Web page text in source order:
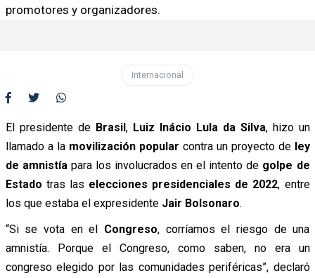
promotores y organizadores.
Internacional
El presidente de Brasil, Luiz Inácio Lula da Silva, hizo un
llamado a la movilización popular contra un proyecto de ley
de amnistía para los involucrados en el intento de golpe de
Estado tras las elecciones presidenciales de 2022, entre
los que estaba el expresidente Jair Bolsonaro.
“Si se vota en el Congreso, corríamos el riesgo de una
amnistía. Porque el Congreso, como saben, no era un
congreso elegido por las comunidades periféricas”, declaró